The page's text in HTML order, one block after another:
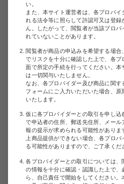
い。
また、本サイト運営者は、各プロバ
れる法令等に照らして許認可又は登
ん。したがって、閲覧者が当該プロバ
れていないことがあります。
閲覧者が商品の申込みを希望する場合
でリスクを十分に確認した上で、各
面で所定の手続を行ってください。
は一切関与いたしません。
なお、各プロバイダー及び商品に関
フォームにご入力いただいた場合、
いたします。
仮に各プロバイダーとの取引を申し
で申込者の住所、郵送先住所、メー
報の提示が求められる可能性があり
上商品提供ができない場合、各プロ
る可能性がありますので、ご了承くだ
各プロバイダーとの取引については
の情報を十分に確認・認識した上で
ら、自己責任で開始をしてください